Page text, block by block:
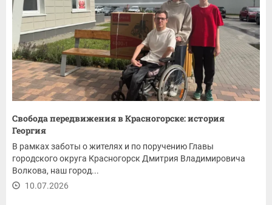
Свобода передвижения в Красногорске: история
Георгия
В рамках заботы о жителях и по поручению Главы
городского округа Красногорск Дмитрия Владимировича
Волкова, наш город...
10.07.2026